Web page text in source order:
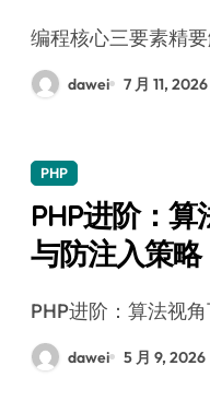
编程核心三要素精
dawei 7 月 11, 2026
PHP
PHP进阶：
与防注入策略
PHP进阶：算法视
dawei 5 月 9, 2026